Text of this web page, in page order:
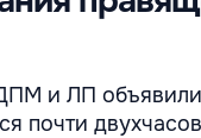
и ЛП объявили
почти